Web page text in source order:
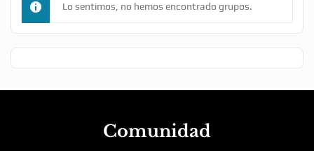
Lo sentimos, no hemos encontrado grupos.
Comunidad